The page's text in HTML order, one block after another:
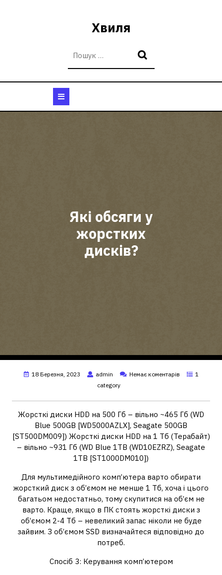
Хвиля
Які обсяги у
жорстких
дисків?
18 Березня, 2023 admin Немає коментарів
1
category
Жорсткі диски HDD на 500 Гб – вільно ~465 Гб (WD
Blue 500GB [WD5000AZLX], Seagate 500GB
[ST500DM009]) Жорсткі диски HDD на 1 Тб (Терабайт)
– вільно ~931 Гб (WD Blue 1TB (WD10EZRZ), Seagate
1TB [ST1000DM010])
Для мультимедійного комп’ютера варто обирати
жорсткий диск з об’ємом не менше 1 Тб, хоча і цього
багатьом недостатньо, тому скупитися на об’єм не
варто. Краще, якщо в ПК стоять жорсткі диски з
об’ємом 2-4 Тб – невеликий запас ніколи не буде
зайвим. З об’ємом SSD визначайтеся відповідно до
потреб.
Спосіб 3: Керування комп’ютером